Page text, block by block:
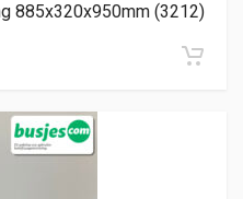
885x320x950mm (3212)